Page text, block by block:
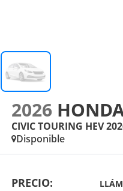
2026
CIVIC TOURING HEV
Disponible
PRECIO: